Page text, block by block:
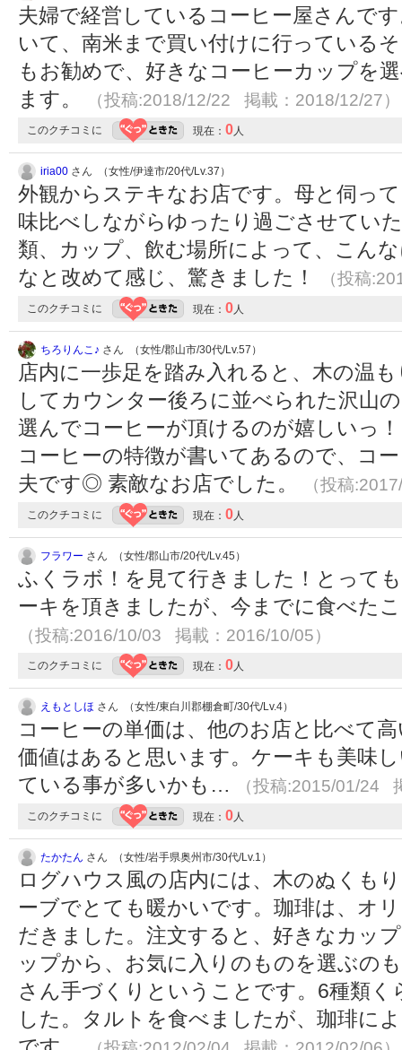
夫婦で経営しているコーヒー屋さんで
いて、南米まで買い付けに行っている
もお勧めで、好きなコーヒーカップを
ます。
（投稿:2018/12/22 掲載：2018/12/27）
このクチコミに 現在： 0 人
iria00 さん （女性/伊達市/20代/Lv.37）
外観からステキなお店です。母と伺っ
味比べしながらゆったり過ごさせてい
類、カップ、飲む場所によって、こん
なと改めて感じ、驚きました！
（投稿
このクチコミに 現在： 0 人
ちろりんこ♪ さん （女性/郡山市/30代/Lv.57）
店内に一歩足を踏み入れると、木の温
してカウンター後ろに並べられた沢山
選んでコーヒーが頂けるのが嬉しいっ
コーヒーの特徴が書いてあるので、コ
夫です◎ 素敵なお店でした。
（投稿
このクチコミに 現在： 0 人
フラワー さん （女性/郡山市/20代/Lv.45）
ふくラボ！を見て行きました！とって
ーキを頂きましたが、今までに食べた
（投稿:2016/10/03 掲載：2016/10/05）
このクチコミに 現在： 0 人
えもとしほ さん （女性/東白川郡棚倉町/30代/Lv.4）
コーヒーの単価は、他のお店と比べて
価値はあると思います。ケーキも美味
ている事が多いかも…
（投稿:2015/01/24
このクチコミに 現在： 0 人
たかたん さん （女性/岩手県奥州市/30代/Lv.1）
ログハウス風の店内には、木のぬくも
ーブでとても暖かいです。珈琲は、オ
だきました。注文すると、好きなカッ
ップから、お気に入りのものを選ぶの
さん手づくりということです。6種類
した。タルトを食べましたが、珈琲に